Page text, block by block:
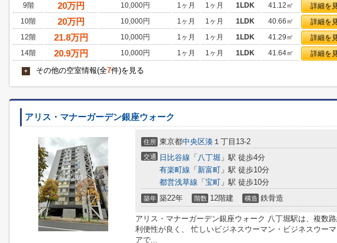
9階
20万円 10,000円 1ヶ月 1ヶ月 1LDK 41.12㎡ 詳細を
10階
20万円 10,000円 1ヶ月 1ヶ月 1LDK 40.66㎡ 詳細を
12階
21.8万円 10,000円 1ヶ月 1ヶ月 1LDK 41.29㎡ 詳細を
14階
20.9万円 10,000円 1ヶ月 1ヶ月 1LDK 41.64㎡ 詳細を
+ その他の空室情報(全7件)を見る
アリス・マナーガーデン銀座ウォーク
住所 東京都中央区湊 １丁目13-2
交通 日比谷線 「 八丁堀 」駅 徒歩4分
有楽町線 「 新富町 」駅 徒歩10分
都営浅草線 「 宝町 」駅 徒歩10分
築年 築22年 階数 12階建 構造 鉄骨造
アリス・マナーガーデン銀座ウォーク 八丁堀駅は、複数
利便性が良く、 忙しいビジネスウーマン・ビジネスウー
アで...